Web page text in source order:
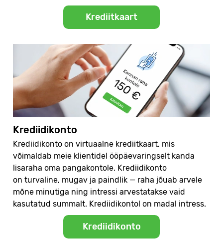
Krediitkaart
Krediidikonto
Krediidikonto on virtuaalne krediitkaart, mis
võimaldab meie klientidel ööpäevaringselt kanda
lisaraha oma pangakontole. Krediidikonto
on turvaline, mugav ja paindlik — raha jõuab arvele
mõne minutiga ning intressi arvestatakse vaid
kasutatud summalt. Krediidikontol on madal intress.
Krediidikonto